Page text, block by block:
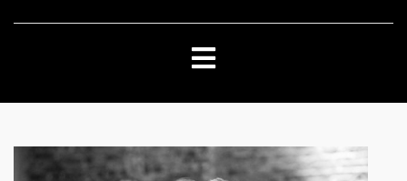
Open
Button